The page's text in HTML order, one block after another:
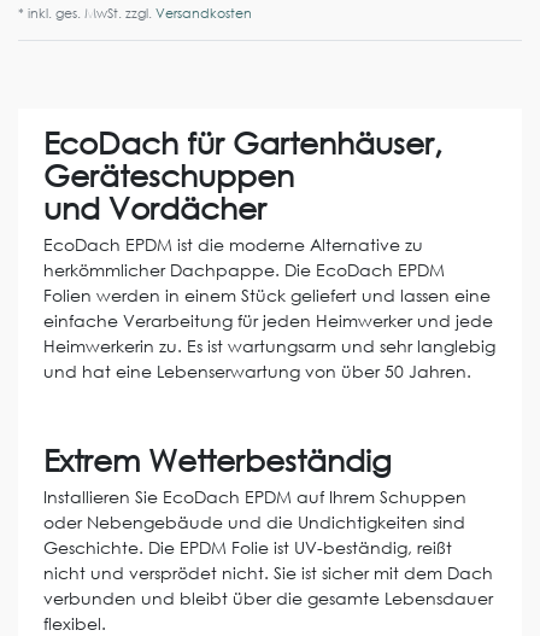
* inkl. ges. MwSt. zzgl. Versandkosten
EcoDach für Gartenhäuser,
Geräteschuppen
und Vordächer
EcoDach EPDM ist die moderne Alternative zu
herkömmlicher Dachpappe. Die EcoDach EPDM
Folien werden in einem Stück geliefert und lassen eine
einfache Verarbeitung für jeden Heimwerker und jede
Heimwerkerin zu. Es ist wartungsarm und sehr langlebig
und hat eine Lebenserwartung von über 50 Jahren.
Extrem Wetterbeständig
Installieren Sie EcoDach EPDM auf Ihrem Schuppen
oder Nebengebäude und die Undichtigkeiten sind
Geschichte. Die EPDM Folie ist UV-beständig, reißt
nicht und versprödet nicht. Sie ist sicher mit dem Dach
verbunden und bleibt über die gesamte Lebensdauer
flexibel.